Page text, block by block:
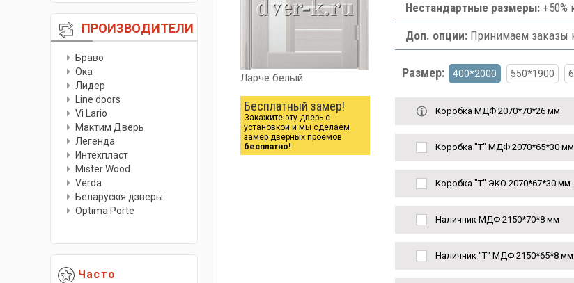
ПРОИЗВОДИТЕЛИ
Браво
Ока
Лидер
Line doors
Vi Lario
Мактим Дверь
Легенда
Интехпласт
Мister Wood
Verda
Беларускiя дзверы
Optima Porte
Часто
Ларче белый
Бесплатный замер!
Закажите эту дверь с
установкой и мы сделаем
замер дверных проёмов
бесплатно!
Нестандартные размеры:+50%
Доп. опции:Принимаем заказы
Размер: 400*2000 550*1900
Коробка МДФ 2070*70*26 мм
Коробка "Т" МДФ 2070*65*30 мм
Коробка "Т" ЭКО 2070*67*30 мм
Наличник МДФ 2150*70*8 мм
Наличник "Т" МДФ 2150*65*8 мм